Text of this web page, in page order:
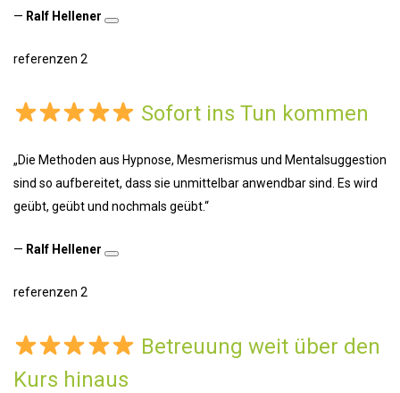
— Ralf Hellener
referenzen 2
Sofort ins Tun kommen
„Die Methoden aus Hypnose, Mesmerismus und Mentalsuggestion
sind so aufbereitet, dass sie unmittelbar anwendbar sind. Es wird
geübt, geübt und nochmals geübt.“
— Ralf Hellener
referenzen 2
Betreuung weit über den
Kurs hinaus